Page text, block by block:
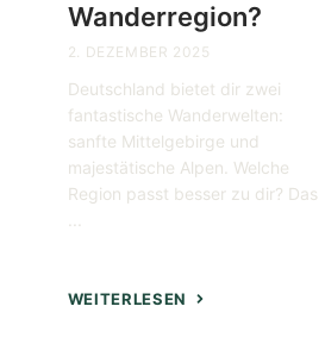
Wanderregion?
2. DEZEMBER 2025
Deutschland bietet dir zwei
fantastische Wanderwelten:
sanfte Mittelgebirge und
majestätische Alpen. Welche
Region passt besser zu dir? Das
WEITERLESEN